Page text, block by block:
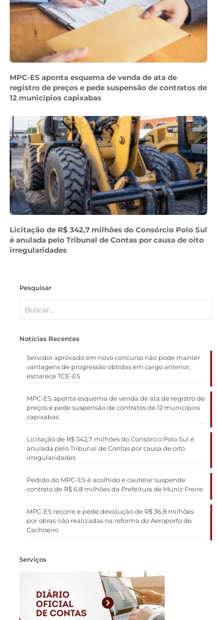
MPC-ES aponta esquema de venda de ata de
registro de preços e pede suspensão de contratos de
12 municípios capixabas
Licitação de R$ 342,7 milhões do Consórcio Polo Sul
é anulada pelo Tribunal de Contas por causa de oito
irregularidades
Pesquisar
Notícias Recentes
Servidor aprovado em novo concurso não pode manter
vantagens de progressão obtidas em cargo anterior,
esclarece TCE-ES
MPC-ES aponta esquema de venda de ata de registro de
preços e pede suspensão de contratos de 12 municípios
capixabas
Licitação de R$ 342,7 milhões do Consórcio Polo Sul é
anulada pelo Tribunal de Contas por causa de oito
irregularidades
Pedido do MPC-ES é acolhido e cautelar suspende
contrato de R$ 6,8 milhões da Prefeitura de Muniz Freire
MPC-ES recorre e pede devolução de R$ 36,8 milhões
por obras não realizadas na reforma do Aeroporto de
Cachoeiro
Serviços